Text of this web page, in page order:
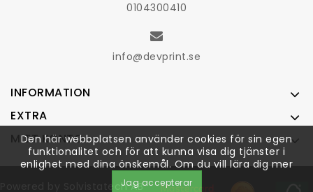
0104300410
info@devprint.se
INFORMATION
EXTRA
MITT KONTO
Solvistatech AB
Den här webbplatsen använder cookies för sin egen
funktionalitet och för att kunna visa dig tjänster i
enlighet med dina önskemål. Om du vill lära dig mer
Jag accepterar